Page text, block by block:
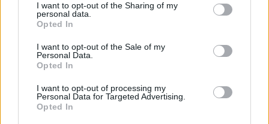
not limited to your visit or usage behaviour. You may click to
grant or deny consent to Google and its third-party tags to
use your data for below specified purposes in below Google
consent section.
I want to opt-out of the Sharing of my
personal data.
Opted In
I want to opt-out of the Sale of my
Personal Data.
Opted In
I want to opt-out of processing my
Personal Data for Targeted Advertising.
Opted In